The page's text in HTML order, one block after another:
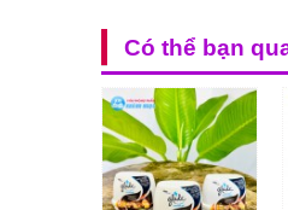
Có thể bạn